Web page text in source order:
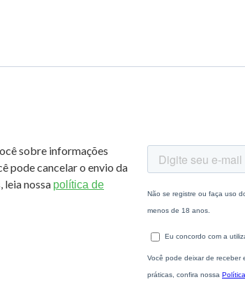
sobre informações
pode cancelar o envio da
leia nossa política de